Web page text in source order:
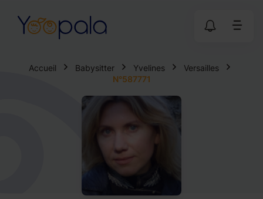
Accueil Babysitter Yvelines
Versailles
N°587771